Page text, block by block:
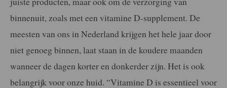
binnenuit, zoals met een vitamine D-supplement. De
meesten van ons in Nederland krijgen het hele jaar door
niet genoeg binnen, laat staan in de koudere maanden
wanneer de dagen korter en donkerder zijn. Het is ook
belangrijk voor onze huid. “Vitamine D is essentieel voor